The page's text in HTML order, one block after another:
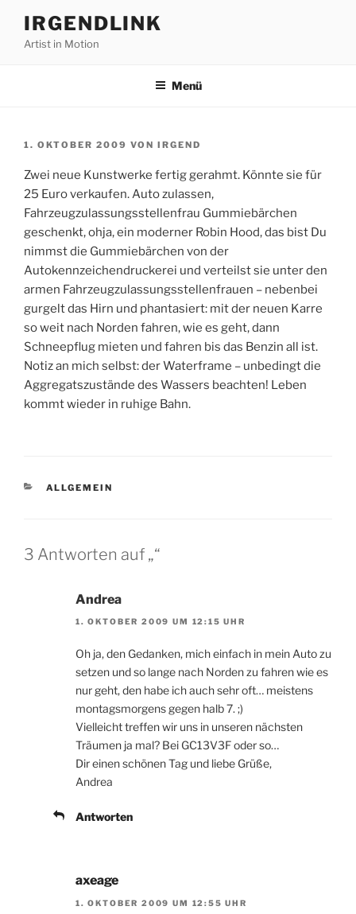
Inhalt
springen
IRGENDLINK
Artist in Motion
Menü
VERÖFFENTLICHT
1. OKTOBER 2009 VON IRGEND
Zwei neue Kunstwerke fertig gerahmt. Könnte sie für
25 Euro verkaufen. Auto zulassen,
Fahrzeugzulassungsstellenfrau Gummiebärchen
geschenkt, ohja, ein moderner Robin Hood, das bist Du
nimmst die Gummiebärchen von der
Autokennzeichendruckerei und verteilst sie unter den
armen Fahrzeugzulassungsstellenfrauen – nebenbei
gurgelt das Hirn und phantasiert: mit der neuen Karre
so weit nach Norden fahren, wie es geht, dann
Schneepflug mieten und fahren bis das Benzin all ist.
Notiz an mich selbst: der Waterframe – unbedingt die
Aggregatszustände des Wassers beachten! Leben
kommt wieder in ruhige Bahn.
KATEGORIEN
ALLGEMEIN
3 Antworten auf „“
Andrea
1. OKTOBER 2009 UM 12:15 UHR
Oh ja, den Gedanken, mich einfach in mein Auto zu
setzen und so lange nach Norden zu fahren wie es
nur geht, den habe ich auch sehr oft… meistens
montagsmorgens gegen halb 7. ;)
Vielleicht treffen wir uns in unseren nächsten
Träumen ja mal? Bei GC13V3F oder so…
Dir einen schönen Tag und liebe Grüße,
Andrea
Antworten
axeage
1. OKTOBER 2009 UM 12:55 UHR